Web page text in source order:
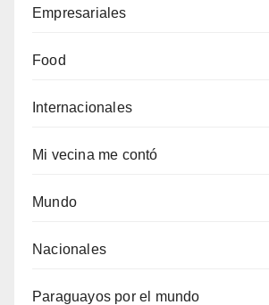
Empresariales
Food
Internacionales
Mi vecina me contó
Mundo
Nacionales
Paraguayos por el mundo